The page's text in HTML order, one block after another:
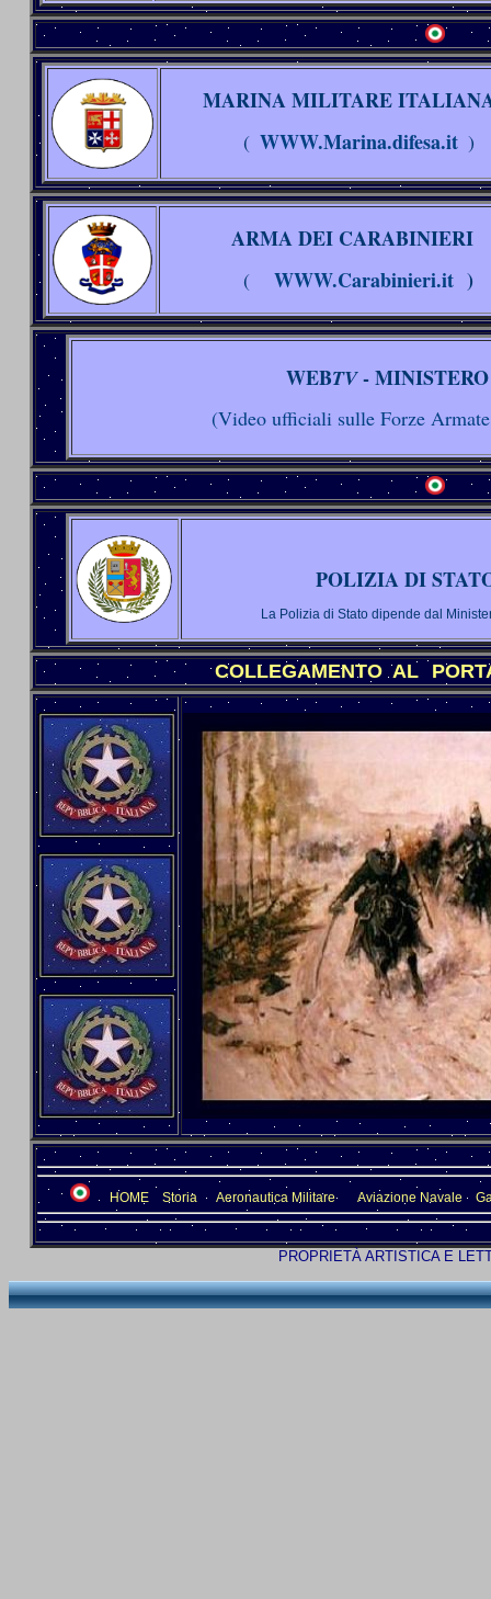
MARINA MILITARE
( WWW.Marina.difesa.it )
ARMA DEI CARABINIERI
( WWW.Carabinieri.it )
WEBTV-
(Video ufficiali sulle Forze
POLIZIA DI
La Polizia di Stato dipende dal
COLLEGAMENTO AL
HOME Storia Aeronautica Militare Aviazione Navale
PROPRIETÀ ARTISTICA E